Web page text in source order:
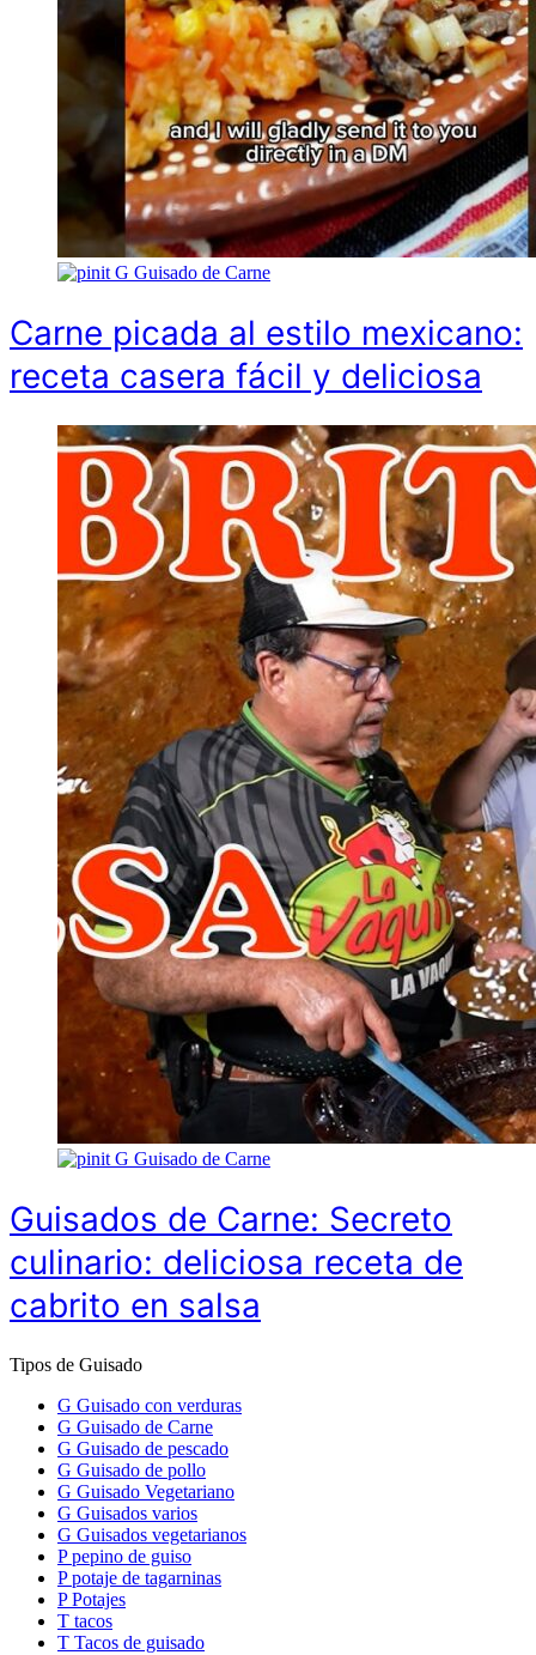
G Guisado de Carne
Carne picada al estilo mexicano:
receta casera fácil y deliciosa
G Guisado de Carne
Guisados de Carne: Secreto
culinario: deliciosa receta de
cabrito en salsa
Tipos de Guisado
G Guisado con verduras
G Guisado de Carne
G Guisado de pescado
G Guisado de pollo
G Guisado Vegetariano
G Guisados varios
G Guisados vegetarianos
P pepino de guiso
P potaje de tagarninas
P Potajes
T tacos
T Tacos de guisado